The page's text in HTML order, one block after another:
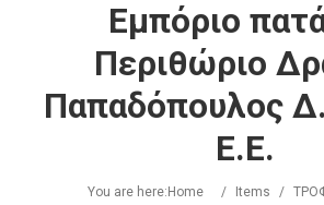
Search
Εμπόριο
Περιθώριο
Παπαδόπουλος Δ.
Ε.Ε.
You are here: Home / Items /